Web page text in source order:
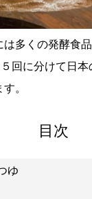
多くの発酵食
回に分けて日
。
目次
ゆ